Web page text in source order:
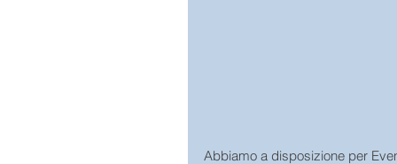
Abbiamo a disposizione per